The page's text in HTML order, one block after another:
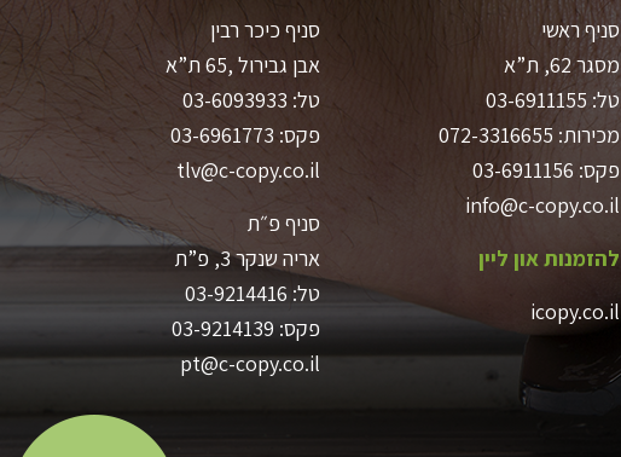
סניף כיכר רבין
אבן גבירול ,65 ת”א
טל: 03-6093933
פקס: 03-6961773
tlv@c-copy.co.il
סניף פ״ת
אריה שנקר 3, פ”ת
טל: 03-9214416
פקס: 03-9214139
pt@c-copy.co.il
סניף ראשי
מסגר 62, ת”א
טל: 03-6911155
מכירות: 072-3316655
פקס: 03-6911156
info@c-copy.co.il
להזמנות און ליין
icopy.co.il